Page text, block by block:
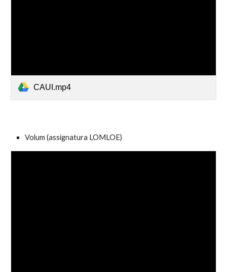
CAUI.mp4
Volum(assignatura LOMLOE)